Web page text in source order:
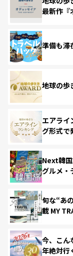
最新作『
準備も
地球の歩
エアラ
グ形式で
Next韓
グルメ・
旬な“あ
載 MY
今、こん
年絶対行